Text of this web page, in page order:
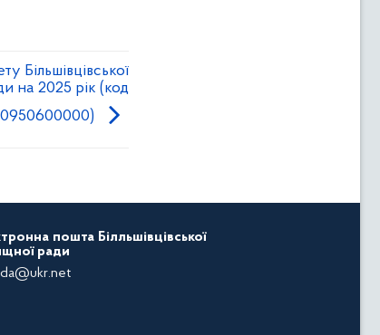
Більшівцівської
на 2025 рік (код
пошта Білльшівцівської
ради